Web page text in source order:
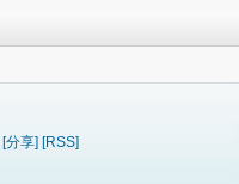
[分享] [RSS]